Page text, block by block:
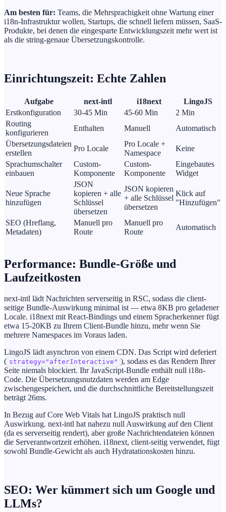
Am besten für: Teams, die Mehrsprachigkeit ohne Wartung einer
i18n-Infrastruktur wollen, Startups, die schnell liefern müssen, SaaS-
Produkte, bei denen die eingesparte Entwicklungszeit mehr wert ist
als die string-genaue Übersetzungskontrolle.
Einrichtungszeit: Echte Zahlen
Aufgabe next-intl i18next
LingoJS
Erstkonfiguration
30-45 Min 45-60 Min
2 Min
Routing
konfigurieren
Enthalten Manuell
Automatisch
Übersetzungsdateien
erstellen
Pro Locale
Pro Locale +
Namespace
Keine
Sprachumschalter
einbauen
Custom-
Komponente
Custom-
Komponente
Eingebautes
Widget
Neue Sprache
hinzufügen
JSON
kopieren + alle
Schlüssel
übersetzen
JSON kopieren
+ alle Schlüssel
übersetzen
Klick auf
"Hinzufügen"
SEO (Hreflang,
Metadaten)
Manuell pro
Route
Manuell pro
Route
Automatisch
Performance: Bundle-Größe und
Laufzeitkosten
next-intl lädt Nachrichten serverseitig in RSC, sodass die client-
seitige Bundle-Auswirkung minimal ist — etwa 8KB pro geladener
Locale. i18next mit React-Bindings und einem Spracherkenner fügt
etwa 15-20KB zu Ihrem Client-Bundle hinzu, mehr wenn Sie
mehrere Namespaces im Voraus laden.
LingoJS lädt asynchron von einem CDN. Das Script wird deferiert
( strategy="afterInteractive" ), sodass es das Rendern Ihrer
Seite niemals blockiert. Ihr JavaScript-Bundle enthält null i18n-
Code. Die Übersetzungsnutzdaten werden am Edge
zwischengespeichert, und die durchschnittliche Bereitstellungszeit
beträgt 26ms.
In Bezug auf Core Web Vitals hat LingoJS praktisch null
Auswirkung. next-intl hat nahezu null Auswirkung auf den Client
(da es serverseitig rendert), aber große Nachrichtendateien können
die Serverantwortzeit erhöhen. i18next, client-seitig verwendet, fügt
sowohl Bundle-Gewicht als auch Hydratationskosten hinzu.
SEO: Wer kümmert sich um Google und
LLMs?